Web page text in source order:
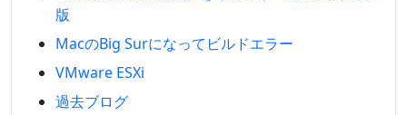
版
MacのBig Surになってビルドエラー
VMware ESXi
過去ブログ